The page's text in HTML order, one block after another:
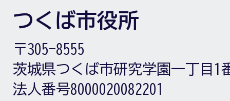
つくば市役所
〒305-8555
茨城県つくば市研究学園一丁目1
法人番号8000020082201